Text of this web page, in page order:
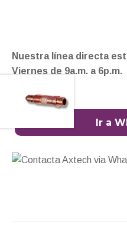
Nuestra línea directa
Viernes de 9a.m. a 6p.m.
Ir a